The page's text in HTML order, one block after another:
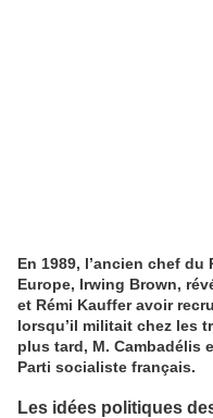
En 1989, l’ancien chef
Europe, Irwing Brown,
et Rémi Kauffer avoir
lorsqu’il militait chez les
plus tard, M. Cambadélis
Parti socialiste français.
Les idées politiques